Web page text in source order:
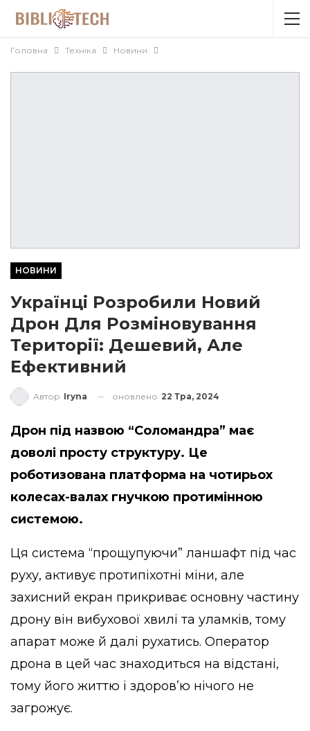
Головна Техніка Новини
НОВИНИ
Українці Розробили Новий
Дрон Для Розміновування
Території: Дешевий, Але
Ефективний
Автор Iryna оновлено 22 Тра, 2024
Дрон під назвою “Соломандра” має
доволі просту структуру. Це
роботизована платформа на чотирьох
колесах-валах гнучкою протимінною
системою.
Ця система “прощупуючи” ланшафт під час
руху, активує протипіхотні міни, але
захисний екран прикриває основну частину
дрону він вибухової хвилі та уламків, тому
апарат може й далі рухатись. Оператор
дрона в цей час знаходиться на відстані,
тому його життю і здоров’ю нічого не
загрожує.